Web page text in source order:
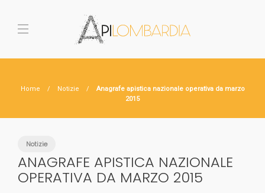
Home Notizie
Anagrafe apistica nazionale operativa da marzo
2015
Notizie
ANAGRAFE APISTICA NAZIONALE
OPERATIVA DA MARZO 2015